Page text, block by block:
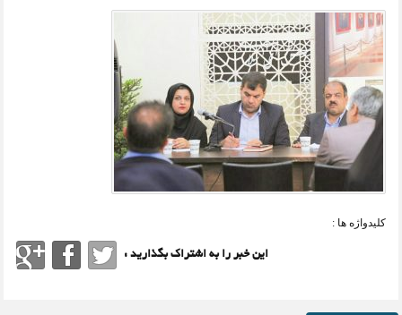
کلیدواژه ها :
این خبر را به اشتراک بگذارید :